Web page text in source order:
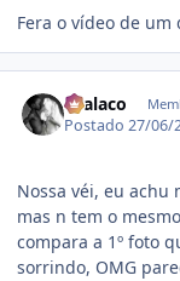
Fera o vídeo de um
chalaco
Postado27/06/
Nossa véi, eu achu
mas n tem o
compara a 1º foto
sorrindo, OMG